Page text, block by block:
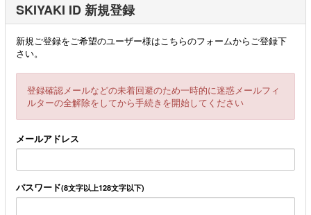
SKIYAKI ID 新規登録
新規ご登録をご希望のユーザー様はこちらのフォームからご登録下
さい。
登録確認メールなどの未着回避のため一時的に迷惑メールフィ
ルターの全解除をしてから手続きを開始してください
メールアドレス
パスワード(8文字以上128文字以下)